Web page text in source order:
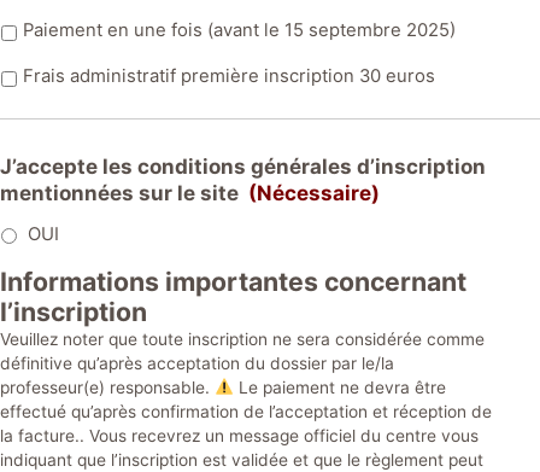
Paiement en une fois (avant le 15 septembre 2025)
Frais administratif première inscription 30 euros
J’accepte les conditions générales d’inscription
mentionnées sur le site (Nécessaire)
OUI
Informations importantes concernant
l’inscription
Veuillez noter que toute inscription ne sera considérée comme
définitive qu’après acceptation du dossier par le/la
professeur(e) responsable.
Le paiement ne devra être
effectué qu’après confirmation de l’acceptation et réception de
la facture.. Vous recevrez un message officiel du centre vous
indiquant que l’inscription est validée et que le règlement peut